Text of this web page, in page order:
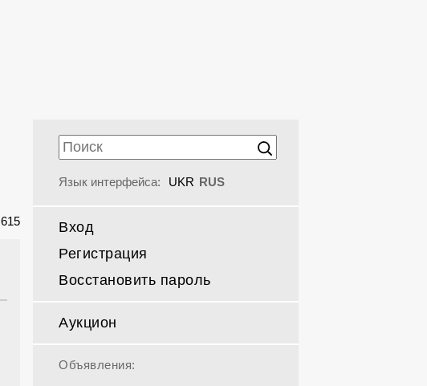
615
Язык интерфейса: UKR RUS
Вход
Регистрация
Восстановить пароль
Аукцион
Объявления: